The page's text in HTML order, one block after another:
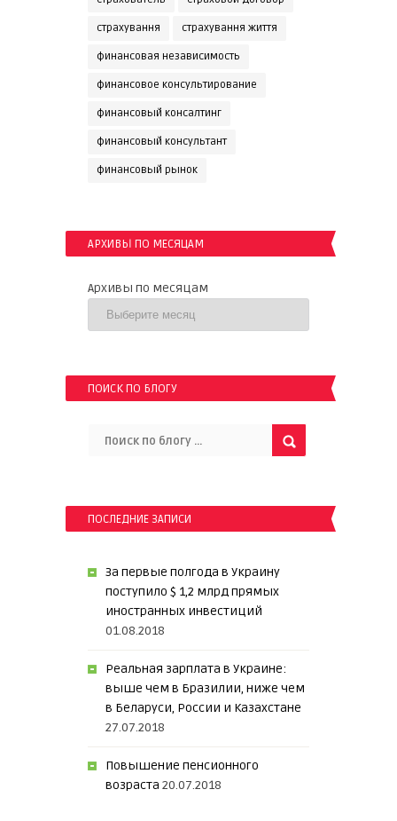
страхування страхування життя
финансовая независимость
финансовое консультирование
финансовый консалтинг
финансовый консультант
финансовый рынок
АРХИВЫ ПО МЕСЯЦАМ
Архивы по месяцам
ПОИСК ПО БЛОГУ
ПОСЛЕДНИЕ ЗАПИСИ
За первые полгода в Украину
поступило $ 1,2 млрд прямых
иностранных инвестиций
01.08.2018
Реальная зарплата в Украине:
выше чем в Бразилии, ниже чем
в Беларуси, России и Казахстане
27.07.2018
Повышение пенсионного
возраста 20.07.2018